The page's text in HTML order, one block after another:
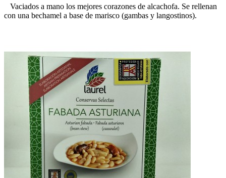
Vaciados a mano los mejores corazones de alcachofa. Se rellenan
con una bechamel a base de marisco (gambas y langostinos).